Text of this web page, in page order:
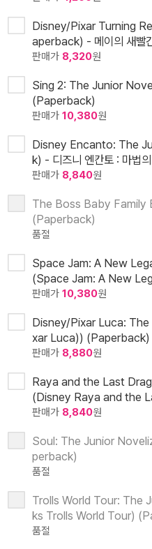
Disney/Pixar Turning
aperback) - 메이의 새빨
판매가 8,320원
Sing 2: The Junior
(Paperback)
판매가 10,380원
Disney Encanto: The
k) - 디즈니 엔칸토 : 마법의
판매가 8,840원
The Boss Baby Family
(Paperback)
품절
Space Jam: A New
(Space Jam: A New
판매가 10,380원
Disney/Pixar Luca:
xar Luca)) (Paperback)
판매가 8,880원
Raya and the Last
(Disney Raya and the
판매가 8,840원
Soul: The Junior
perback)
품절
Trolls World Tour: The
ks Trolls World Tour)
품절